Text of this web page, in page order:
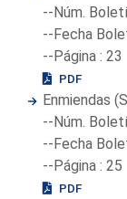
--Núm.
--Fecha
--Página : 23
PDF
Enmiendas
--Núm.
--Fecha
--Página : 25
PDF